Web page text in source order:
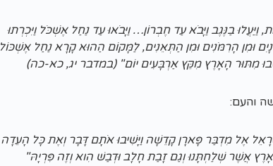
בַנֶּגֶב וַיָּבֹא עַד חֶבְרוֹן… וַיָּבֹאוּ עַד נַחַל אֶשְׁכֹּל וַיִּכְרְתוּ
וּמִן הָרִמֹּנִים וּמִן הַתְּאֵנִים, לַמָּקוֹם הַהוּא קָרָא נַחַל אֶשְׁכּוֹל
מִתּוּר הָאָרֶץ מִקֵּץ אַרְבָּעִים יוֹם" (במדבר יג, כא-כה)
והעם:
אֶל מִדְבַּר פָּארָן קָדֵשָׁה וַיָּשִׁיבוּ אֹתָם דָּבָר וְאֶת כָּל הָעֵדָה
אֲשֶׁר שְׁלַחְתָּנוּ וְגַם זָבַת חָלָב וּדְבַשׁ הִוא וְזֶה פִּרְיָהּ"